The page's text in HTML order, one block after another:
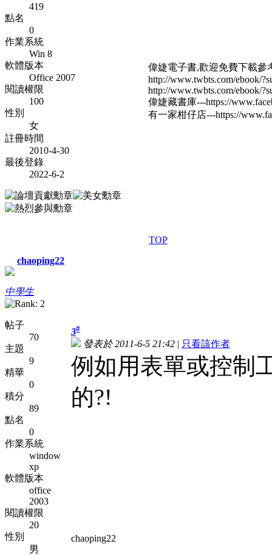
419
點名
0
作業系統
Win 8
軟體版本
Office 2007
閱讀權限
100
性別
女
註冊時間
2010-4-30
最後登錄
2022-6-2
偉婕電子書,歡迎免費下載參
http://www.twbts.com/ebook/
http://www.twbts.com/ebook/
偉婕藏書庫---https://
有一家柑仔店---https://
TOP
chaoping22
中學生
帖子
70
主題
9
精華
0
積分
89
點名
0
作業系統
window
xp
軟體版本
office
2003
閱讀權限
20
性別
男
3#
發表於 2011-6-5 21:42 | 只看該作者
例如用表單或控制
的?!
chaoping22